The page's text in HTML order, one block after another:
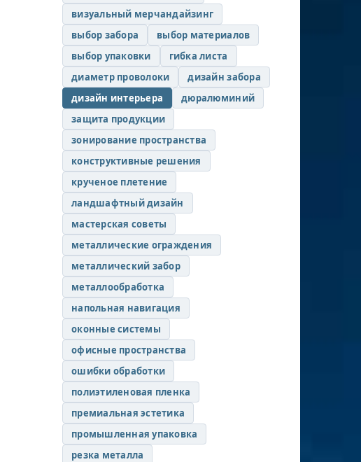
визуальный мерчандайзинг
выбор забора
выбор материалов
выбор упаковки
гибка листа
диаметр проволоки
дизайн забора
дизайн интерьера
дюралюминий
защита продукции
зонирование пространства
конструктивные решения
крученое плетение
ландшафтный дизайн
мастерская советы
металлические ограждения
металлический забор
металлообработка
напольная навигация
оконные системы
офисные пространства
ошибки обработки
полиэтиленовая пленка
премиальная эстетика
промышленная упаковка
резка металла